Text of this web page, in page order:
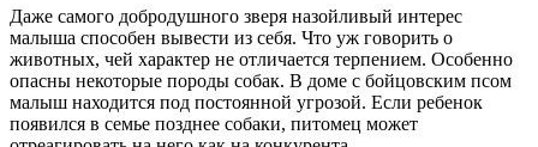
Даже самого добродушного зверя назойливый интерес
малыша способен вывести из себя. Что уж говорить о
животных, чей характер не отличается терпением. Особенно
опасны некоторые породы собак. В доме с бойцовским псом
малыш находится под постоянной угрозой. Если ребенок
появился в семье позднее собаки, питомец может